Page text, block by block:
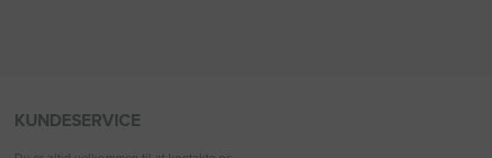
KUNDESERVICE